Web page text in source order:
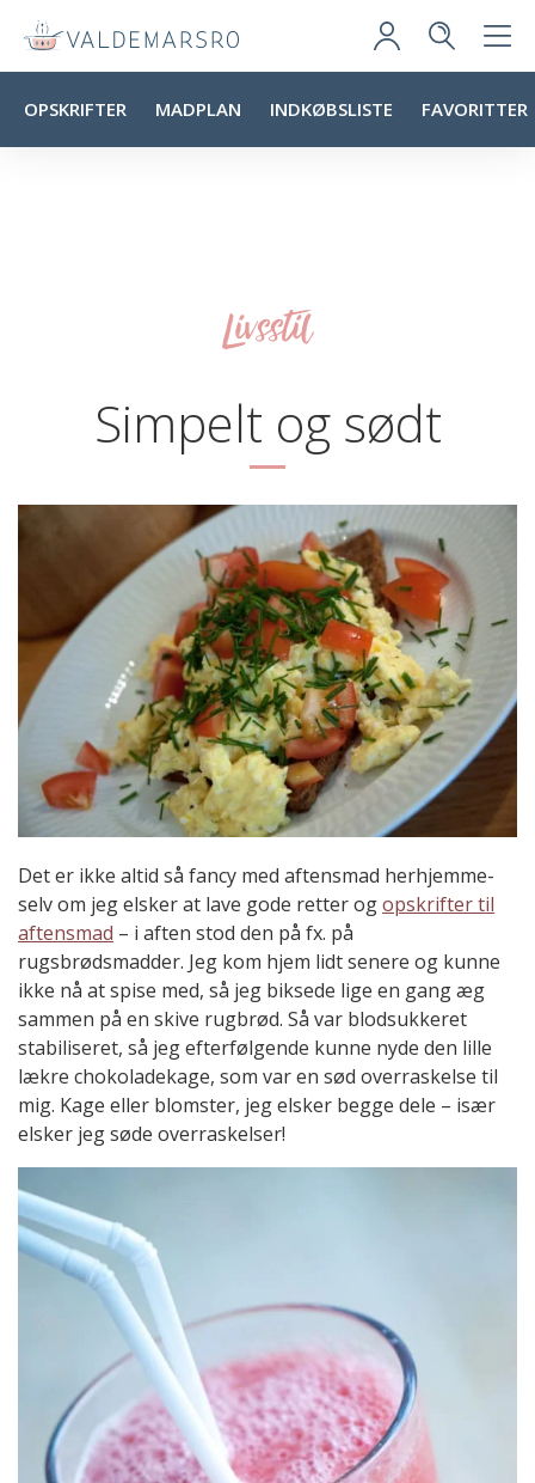
OPSKRIFTER MADPLAN INDKØBSLISTE FAVORITTER
Livsstil
Simpelt og sødt
Det er ikke altid så fancy med aftensmad herhjemme-
selv om jeg elsker at lave gode retter ogopskrifter til
aftensmad – i aften stod den på fx. på
rugsbrødsmadder. Jeg kom hjem lidt senere og kunne
ikke nå at spise med, så jeg biksede lige en gang æg
sammen på en skive rugbrød. Så var blodsukkeret
stabiliseret, så jeg efterfølgende kunne nyde den lille
lækre chokoladekage, som var en sød overraskelse til
mig. Kage eller blomster, jeg elsker begge dele – især
elsker jeg søde overraskelser!